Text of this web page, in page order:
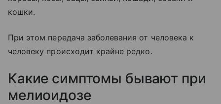
кошки.
При этом передача заболевания от человека к
человеку происходит крайне редко.
Какие симптомы бывают при
мелиоидозе